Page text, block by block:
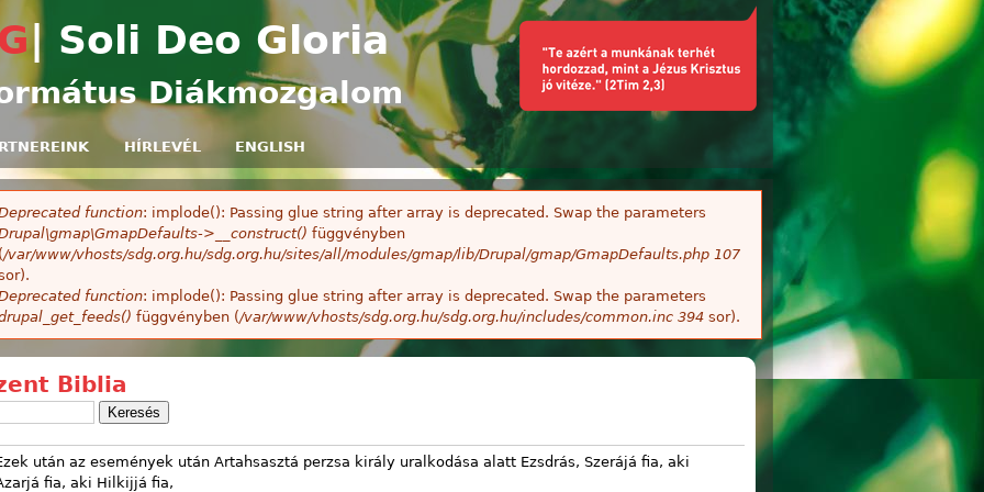
| Soli Deo Gloria
Diákmozgalom
HÍRLEVÉL ENGLISH
function: implode(): Passing glue string after array is deprecated. Swap the parameters
>__construct() függvényben
(/var/www/vhosts/sdg.org.hu/sdg.org.hu/sites/all/modules/gmap/lib/Drupal/gmap/GmapDefaults.php 107
function: implode(): Passing glue string after array is deprecated. Swap the parameters
függvényben (/var/www/vhosts/sdg.org.hu/sdg.org.hu/includes/common.inc 394 sor).
Biblia
után az események után Artahsasztá perzsa király uralkodása alatt Ezsdrás, Szerájá fia, aki
fia, aki Hilkijjá fia,